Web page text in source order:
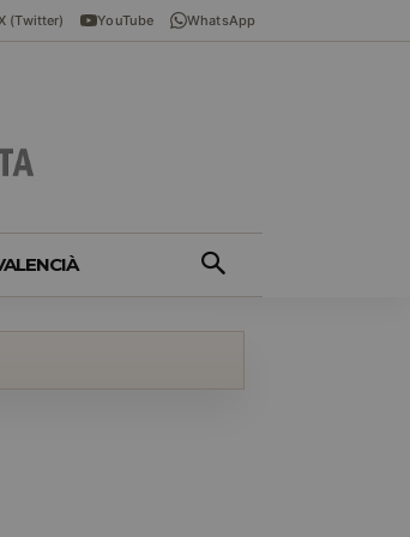
(Twitter) YouTube WhatsApp